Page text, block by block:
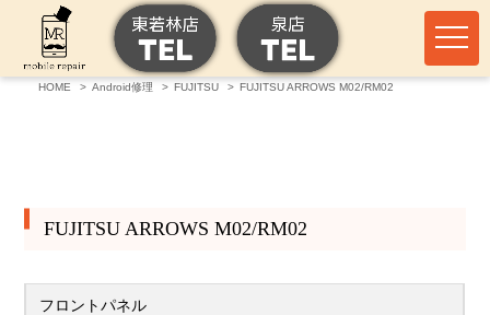
HOME Android修理 FUJITSU FUJITSU ARROWS M02/RM02
FUJITSU ARROWS M02/RM02
フロントパネル